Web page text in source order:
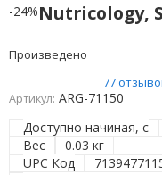
-24%Nutricology,
Произведено
77
Артикул: ARG-71150
Доступно начиная, с
Вес
0.03 кг
UPC Код